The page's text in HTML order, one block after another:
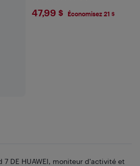
$47.99
47,99 $ Économisez 21 $
DE HUAWEI, moniteur d'activité et